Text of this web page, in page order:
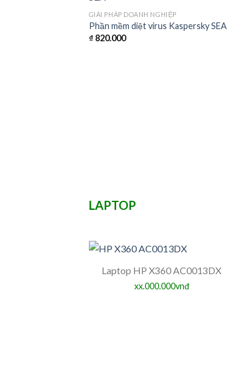
GIẢI PHÁP DOANH NGHIỆP
Phần mềm diệt virus Kaspersky SEA
₫820.000
LAPTOP
Laptop HP X360 AC0013DX
xx.000.000vnđ